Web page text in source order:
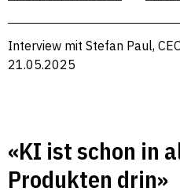
Interview mit Stefan Paul,
21.05.2025
«KI ist schon in
Produkten drin»